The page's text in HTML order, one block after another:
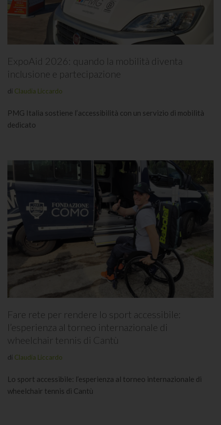
ExpoAid 2026: quando la mobilità diventa
inclusione e partecipazione
di Claudia Liccardo
PMG Italia sostiene l’accessibilità con un servizio di mobilità
dedicato
Fare rete per rendere lo sport accessibile:
l’esperienza al torneo internazionale di
wheelchair tennis di Cantù
di Claudia Liccardo
Lo sport accessibile: l’esperienza al torneo internazionale di
wheelchair tennis di Cantù